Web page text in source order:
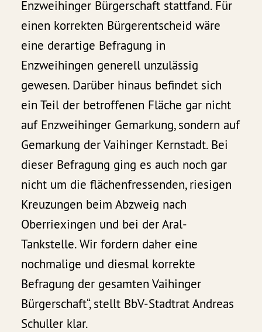
Enzweihinger Bürgerschaft stattfand. Für
einen korrekten Bürgerentscheid wäre
eine derartige Befragung in
Enzweihingen generell unzulässig
gewesen. Darüber hinaus befindet sich
ein Teil der betroffenen Fläche gar nicht
auf Enzweihinger Gemarkung, sondern auf
Gemarkung der Vaihinger Kernstadt. Bei
dieser Befragung ging es auch noch gar
nicht um die flächenfressenden, riesigen
Kreuzungen beim Abzweig nach
Oberriexingen und bei der Aral-
Tankstelle. Wir fordern daher eine
nochmalige und diesmal korrekte
Befragung der gesamten Vaihinger
Bürgerschaft“, stellt BbV-Stadtrat Andreas
Schuller klar.